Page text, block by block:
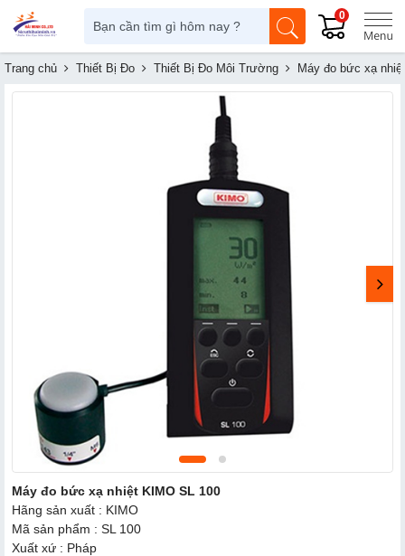
0
Trang chủ Thiết Bị Đo Thiết Bị Đo Môi Trường Máy đo bức xạ
Máy đo bức xạ nhiệt KIMO SL 100
Hãng sản xuất : KIMO
Mã sản phẩm : SL 100
Xuất xứ : Pháp